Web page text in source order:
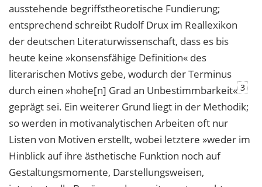
ausstehende begriffstheoretische Fundierung;
entsprechend schreibt Rudolf Drux im Reallexikon
der deutschen Literaturwissenschaft, dass es bis
heute keine »konsensfähige Definition« des
literarischen Motivs gebe, wodurch der Terminus
durch einen »hohe[n] Grad an Unbestimmbarkeit« 3
geprägt sei. Ein weiterer Grund liegt in der Methodik;
so werden in motivanalytischen Arbeiten oft nur
Listen von Motiven erstellt, wobei letztere »weder im
Hinblick auf ihre ästhetische Funktion noch auf
Gestaltungsmomente, Darstellungsweisen,